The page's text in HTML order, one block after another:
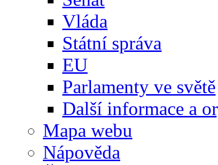
Vláda
Státní správa
EU
Parlamenty ve světě
Další informace a
Mapa webu
Nápověda